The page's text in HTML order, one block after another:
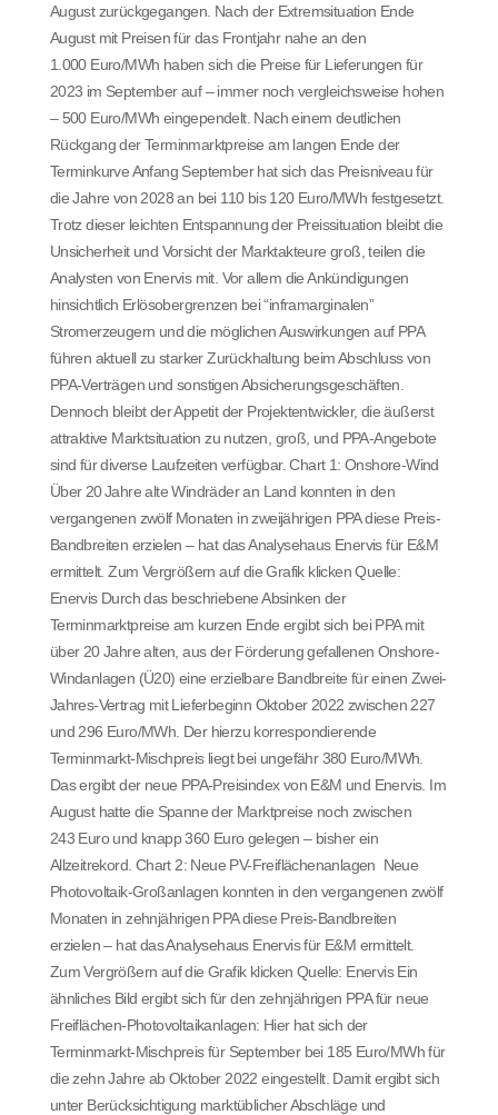
August zurückgegangen. Nach der Extremsituation Ende
August mit Preisen für das Frontjahr nahe an den
1.000 Euro/MWh haben sich die Preise für Lieferungen für
2023 im September auf – immer noch vergleichsweise hohen
– 500 Euro/MWh eingependelt. Nach einem deutlichen
Rückgang der Terminmarktpreise am langen Ende der
Terminkurve Anfang September hat sich das Preisniveau für
die Jahre von 2028 an bei 110 bis 120 Euro/MWh festgesetzt.
Trotz dieser leichten Entspannung der Preissituation bleibt die
Unsicherheit und Vorsicht der Marktakteure groß, teilen die
Analysten von Enervis mit. Vor allem die Ankündigungen
hinsichtlich Erlösobergrenzen bei “inframarginalen”
Stromerzeugern und die möglichen Auswirkungen auf PPA
führen aktuell zu starker Zurückhaltung beim Abschluss von
PPA-Verträgen und sonstigen Absicherungsgeschäften.
Dennoch bleibt der Appetit der Projektentwickler, die äußerst
attraktive Marktsituation zu nutzen, groß, und PPA-Angebote
sind für diverse Laufzeiten verfügbar. Chart 1: Onshore-Wind
Über 20 Jahre alte Windräder an Land konnten in den
vergangenen zwölf Monaten in zweijährigen PPA diese Preis-
Bandbreiten erzielen – hat das Analysehaus Enervis für E&M
ermittelt. Zum Vergrößern auf die Grafik klicken Quelle:
Enervis Durch das beschriebene Absinken der
Terminmarktpreise am kurzen Ende ergibt sich bei PPA mit
über 20 Jahre alten, aus der Förderung gefallenen Onshore-
Windanlagen (Ü20) eine erzielbare Bandbreite für einen Zwei-
Jahres-Vertrag mit Lieferbeginn Oktober 2022 zwischen 227
und 296 Euro/MWh. Der hierzu korrespondierende
Terminmarkt-Mischpreis liegt bei ungefähr 380 Euro/MWh.
Das ergibt der neue PPA-Preisindex von E&M und Enervis. Im
August hatte die Spanne der Marktpreise noch zwischen
243 Euro und knapp 360 Euro gelegen – bisher ein
Allzeitrekord. Chart 2: Neue PV-Freiflächenanlagen Neue
Photovoltaik-Großanlagen konnten in den vergangenen zwölf
Monaten in zehnjährigen PPA diese Preis-Bandbreiten
erzielen – hat das Analysehaus Enervis für E&M ermittelt.
Zum Vergrößern auf die Grafik klicken Quelle: Enervis Ein
ähnliches Bild ergibt sich für den zehnjährigen PPA für neue
Freiflächen-Photovoltaikanlagen: Hier hat sich der
Terminmarkt-Mischpreis für September bei 185 Euro/MWh für
die zehn Jahre ab Oktober 2022 eingestellt. Damit ergibt sich
unter Berücksichtigung marktüblicher Abschläge und